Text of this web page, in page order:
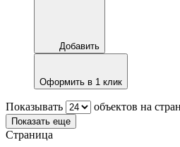
Добавить
Оформить в 1 клик
Показывать объектов на
Показать еще
Страница